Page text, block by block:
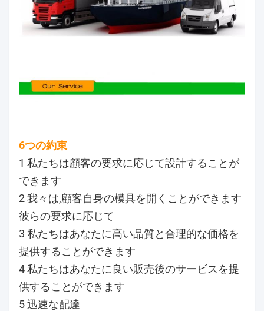
6つの約束
1 私たちは顧客の要求に応じて設計することが
できます
2 我々は,顧客自身の模具を開くことができます
彼らの要求に応じて
3 私たちはあなたに高い品質と合理的な価格を
提供することができます
4 私たちはあなたに良い販売後のサービスを提
供することができます
5 迅速な配達